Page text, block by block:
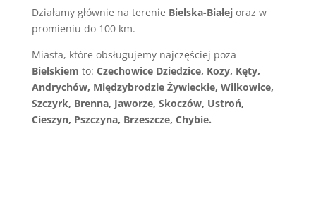
Działamy głównie na terenie Bielska-Białejoraz w
promieniu do 100 km.
Miasta, które obsługujemy najczęściej poza
Bielskiem to: Czechowice Dziedzice, Kozy, Kęty,
Andrychów, Międzybrodzie Żywieckie, Wilkowice,
Szczyrk, Brenna, Jaworze, Skoczów, Ustroń,
Cieszyn, Pszczyna, Brzeszcze, Chybie.